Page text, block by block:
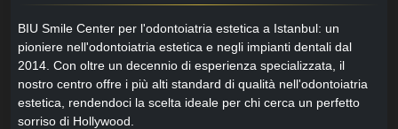
BIU Smile Center per l'odontoiatria estetica a Istanbul: un
pioniere nell'odontoiatria estetica e negli impianti dentali dal
2014. Con oltre un decennio di esperienza specializzata, il
nostro centro offre i più alti standard di qualità nell'odontoiatria
estetica, rendendoci la scelta ideale per chi cerca un perfetto
sorriso di Hollywood.